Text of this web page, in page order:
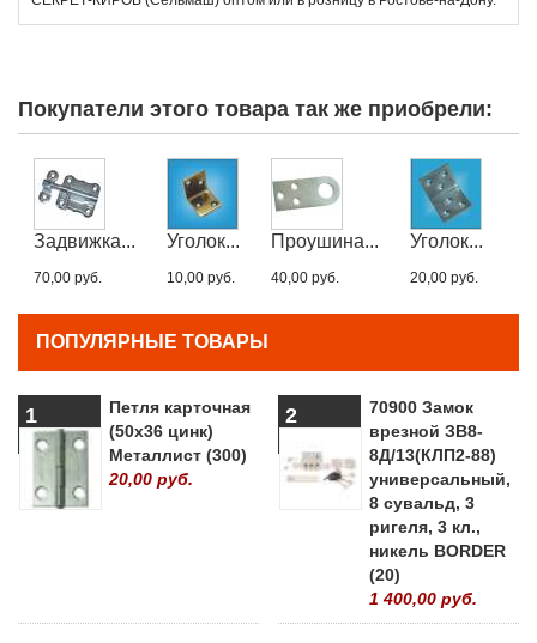
Покупатели этого товара так же приобрели:
Задвижка...
70,00 руб.
Уголок...
10,00 руб.
Проушина...
40,00 руб.
Уголок...
20,00 руб.
ПОПУЛЯРНЫЕ ТОВАРЫ
1
Петля карточная
(50х36 цинк)
Металлист (300)
20,00 руб.
2
70900 Замок
врезной ЗВ8-
8Д/13(КЛП2-88)
универсальный,
8 сувальд, 3
ригеля, 3 кл.,
никель BORDER
(20)
1 400,00 руб.